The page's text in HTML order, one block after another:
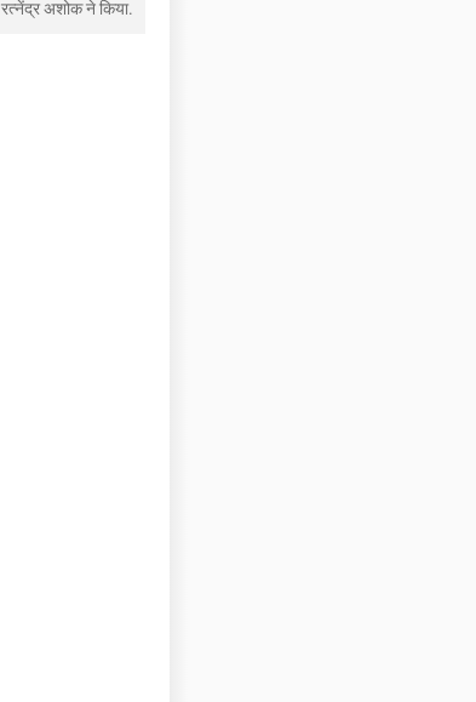
रत्नेंद्र अशोकने किया.